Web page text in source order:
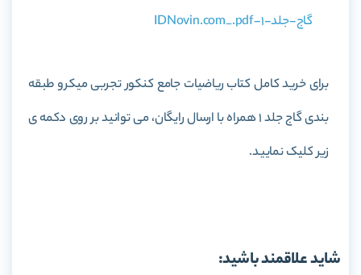
گاج-جلد-1-IDNovin.com_.pdf
برای خرید کامل کتاب ریاضیات جامع کنکور تجربی میکرو طبقه
بندی گاج جلد 1 همراه با ارسال رایگان، می توانید بر روی دکمه ی
زیر کلیک نمایید.
شاید علاقمند باشید: